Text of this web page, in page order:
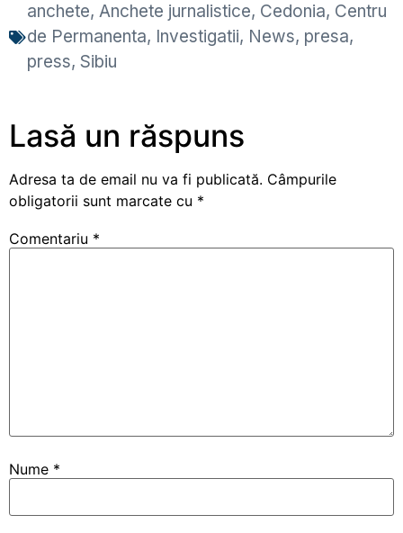
anchete, Anchete jurnalistice, Cedonia, Centru
de Permanenta, Investigatii, News, presa,
press, Sibiu
Lasă un răspuns
Adresa ta de email nu va fi publicată. Câmpurile
obligatorii sunt marcate cu *
Comentariu *
Nume *